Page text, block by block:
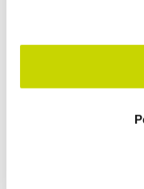
modificare o
momento dalla
sull'icona di
raccogliere
Identificare il
Oferta